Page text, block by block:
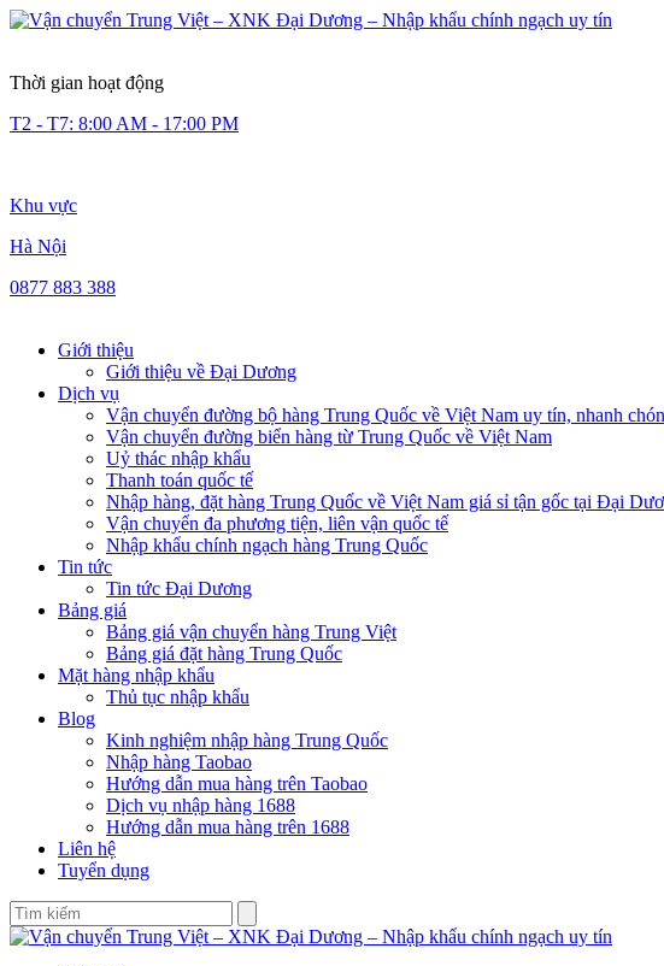
Thời gian hoạt động
T2 - T7: 8:00 AM - 17:00 PM
Khu vực
Hà Nội
0877 883 388
Giới thiệu
Giới thiệu về Đại Dương
Dịch vụ
Vận chuyển đường bộ hàng Trung Quốc về Việt Nam uy tín, nhanh
Vận chuyển đường biển hàng từ Trung Quốc về Việt Nam
Uỷ thác nhập khẩu
Thanh toán quốc tế
Nhập hàng, đặt hàng Trung Quốc về Việt Nam giá sỉ tận gốc tại Đại
Vận chuyển đa phương tiện, liên vận quốc tế
Nhập khẩu chính ngạch hàng Trung Quốc
Tin tức
Tin tức Đại Dương
Bảng giá
Bảng giá vận chuyển hàng Trung Việt
Bảng giá đặt hàng Trung Quốc
Mặt hàng nhập khẩu
Thủ tục nhập khẩu
Blog
Kinh nghiệm nhập hàng Trung Quốc
Nhập hàng Taobao
Hướng dẫn mua hàng trên Taobao
Dịch vụ nhập hàng 1688
Hướng dẫn mua hàng trên 1688
Liên hệ
Tuyển dụng